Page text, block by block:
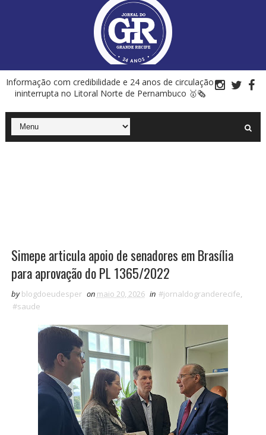
Informação com credibilidade e 24 anos de circulação
ininterrupta no Litoral Norte de Pernambuco 🥇🗞
Simepe articula apoio de senadores em Brasília
para aprovação do PL 1365/2022
by blogdoeudesper on maio 20, 2026 in #jornaldogranderecife,
#saude